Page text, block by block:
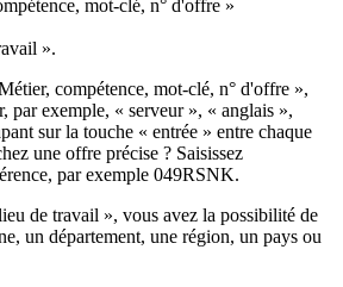
mot-clé, n° d'offre »
».
compétence, mot-clé, n° d'offre »,
par exemple, « serveur », « anglais »,
sur la touche « entrée » entre chaque
une offre précise ? Saisissez
par exemple 049RSNK.
de travail », vous avez la possibilité de
un département, une région, un pays ou